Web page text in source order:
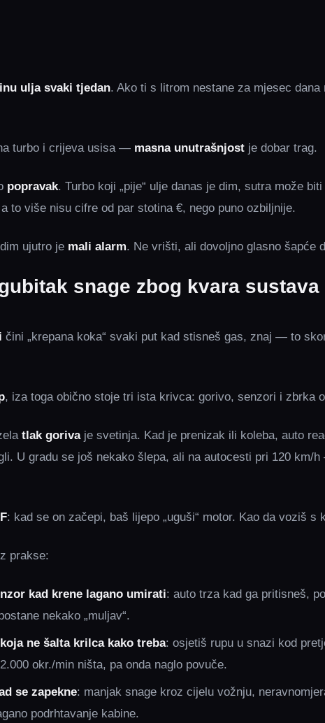
ulja svaki tjedan. Ako ti s litrom nestane za mjesec dana
turbo i crijeva usisa — masna unutrašnjost je dobar trag.
popravak. Turbo koji „pije“ ulje danas je dim, sutra može
to više nisu cifre od par stotina €, nego puno ozbiljnije.
ujutro je mali alarm. Ne vrišti, ali dovoljno glasno šapće
snage zbog kvara
čini „krepana koka“ svaki put kad stisneš gas, znaj — to
, iza toga obično stoje tri ista krivca: gorivo, senzori i zbrka
tlak gorivaje svetinja. Kad je prenizak ili koleba, auto
U gradu se još nekako šlepa, ali na autocesti pri 120 km/
: kad se on začepi, baš lijepo „uguši“ motor. Kao da voziš s
prakse:
kad krene lagano umirati: auto trza kad ga pritisneš,
nekako „muljav“.
ne šalta krilca kako treba: osjetiš rupu u snazi kod
okr./min ništa, pa onda naglo povuče.
se zapekne: manjak snage kroz cijelu vožnju,
podrhtavanje kabine.